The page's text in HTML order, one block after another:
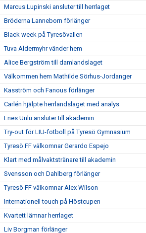
Marcus Lupinski ansluter till herrlaget
Bröderna Lanneborn förlänger
Black week på Tyresövallen
Tuva Aldermyhr vänder hem
Alice Bergström till damlandslaget
Välkommen hem Mathilde Sörhus-Jordanger
Kasström och Fanous förlänger
Carlén hjälpte herrlandslaget med analys
Enes Ünlü ansluter till akademin
Try-out för LIU-fotboll på Tyresö Gymnasium
Tyresö FF välkomnar Gerardo Espejo
Klart med målvaktstränare till akademin
Svensson och Dahlberg förlänger
Tyresö FF välkomnar Alex Wilson
Internationell touch på Höstcupen
Kvartett lämnar herrlaget
Liv Borgman förlänger